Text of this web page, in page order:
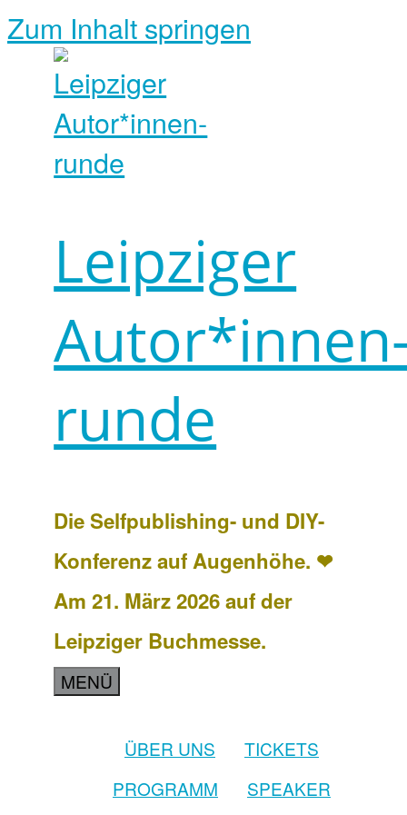
Zum Inhalt springen
Leipziger
runde
Die Selfpublishing- und DIY-
Konferenz auf Augenhöhe. ❤
Am 21. März 2026 auf der
Leipziger Buchmesse.
MENÜ
ÜBER UNS
TICKETS
PROGRAMM
SPEAKER